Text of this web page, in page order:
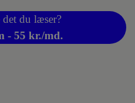
du læser?
- 55 kr./md.